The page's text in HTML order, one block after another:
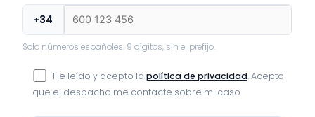
+34
Solo números españoles. 9 dígitos, sin el prefijo.
He leído y acepto la política de privacidad. Acepto
que el despacho me contacte sobre mi caso.